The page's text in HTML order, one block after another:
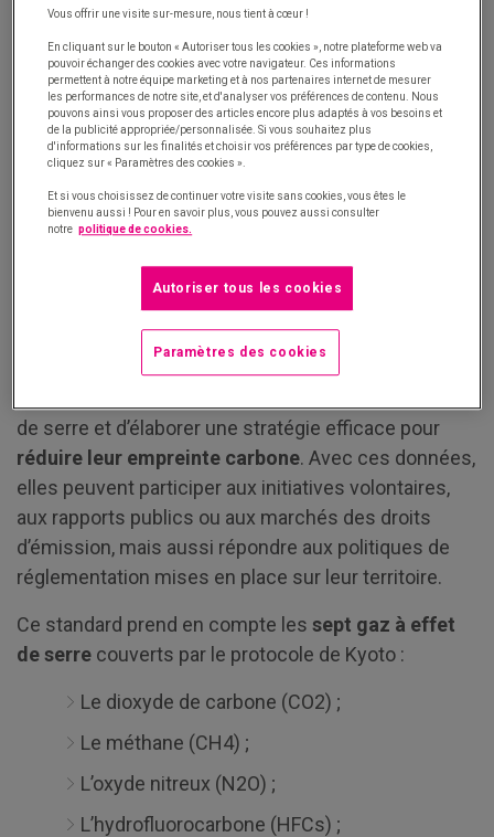
for Sustainable Development(WBCSD) et le
Resources Institute(WRI) initient le Protocole des
GES. Ce partenariat, qui rassemble des entreprises,
des organisations non gouvernementales (ONG) et
des gouvernements, a pour but d’établir un cadre en
matière de comptabilisation et de déclaration des
gaz à effet de serre à destination des entreprises.
C’est ainsi que le Protocole des GES institue trois
champs d’application pour faire son bilan carbone : le
scope 1, le scope 2 et le scope 3.
À partir de cette norme, les entreprises sont en
mesure de réaliser leur bilan carbone, d’identifier
de serre et d’élaborer une stratégie efficace pour
réduire leur empreinte carbone. Avec ces données,
elles peuvent participer aux initiatives volontaires,
aux rapports publics ou aux marchés des droits
d’émission, mais aussi répondre aux politiques de
réglementation mises en place sur leur territoire.
Ce standard prend en compte les sept gaz à effet
de serre couverts par le protocole de Kyoto :
Le dioxyde de carbone (CO2) ;
Le méthane (CH4) ;
L’oxyde nitreux (N2O) ;
L’hydrofluorocarbone (HFCs) ;
Vous offrir une visite sur-mesure, nous tient à cœur !
En cliquant sur le bouton « Autoriser tous les cookies », notre plateforme web va
pouvoir échanger des cookies avec votre navigateur. Ces informations
permettent à notre équipe marketing et à nos partenaires internet de mesurer
les performances de notre site, et d'analyser vos préférences de contenu. Nous
pouvons ainsi vous proposer des articles encore plus adaptés à vos besoins et
de la publicité appropriée/personnalisée. Si vous souhaitez plus
d'informations sur les finalités et choisir vos préférences par type de cookies,
cliquez sur « Paramètres des cookies ».
Et si vous choisissez de continuer votre visite sans cookies, vous êtes le
bienvenu aussi ! Pour en savoir plus, vous pouvez aussi consulter
notre politique de cookies.
Autoriser tous les cookies
Paramètres des cookies